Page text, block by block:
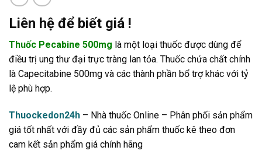
Liên hệ để biết giá !
Thuốc Pecabine 500mg là một loại thuốc được dùng để
điều trị ung thư đại trực tràng lan tỏa. Thuốc chứa chất chính
là Capecitabine 500mg và các thành phần bổ trợ khác với tỷ
lệ phù hợp.
Thuockedon24h – Nhà thuốc Online – Phân phối sản phẩm
giá tốt nhất với đầy đủ các sản phẩm thuốc kê theo đơn
cam kết sản phẩm giá chính hãng